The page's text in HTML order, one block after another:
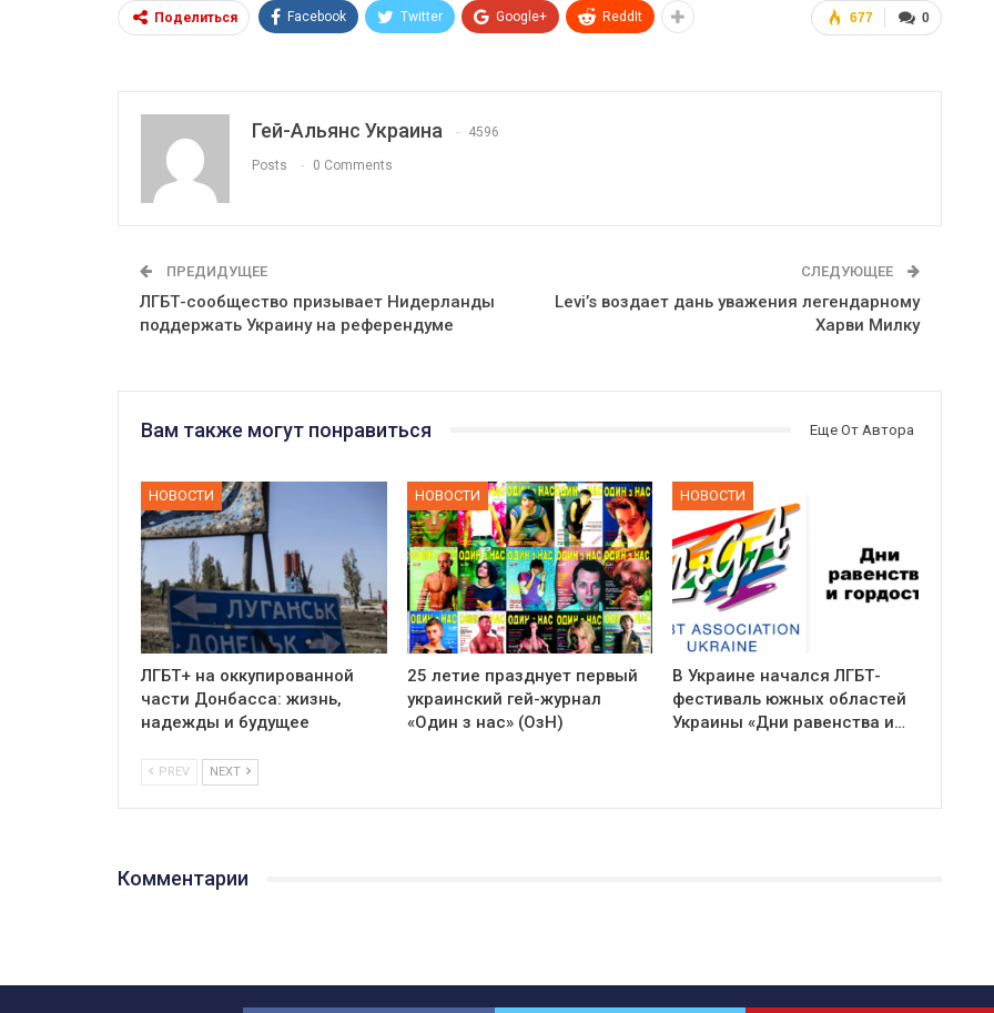
0
677
Поделиться Facebook Twitter Google+ ReddIt
Гей-Альянс Украина 4596
Posts 0 Comments
ПРЕДИДУЩЕЕ
ЛГБТ-сообщество призывает Нидерланды
поддержать Украину на референдуме
СЛЕДУЮЩЕЕ
Levi’s воздает дань уважения легендарному
Харви Милку
Вам также могут понравиться Еще От Автора
НОВОСТИ
ЛГБТ+ на оккупированной
части Донбасса: жизнь,
надежды и будущее
НОВОСТИ
25 летие празднует первый
украинский гей-журнал
«Один з нас» (ОзН)
НОВОСТИ
В Украине начался ЛГБТ-
фестиваль южных областей
Украины «Дни равенства и…
PREV NEXT
Комментарии